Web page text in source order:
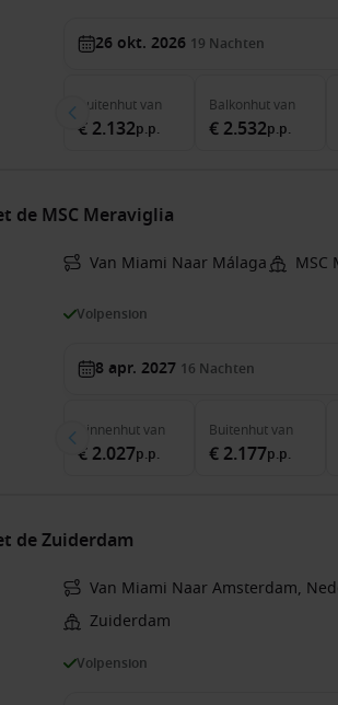
26 okt. 2026 19 Nachten
Buitenhutvan
€ 2.132p.p.
Balkonhutvan
€ 2.532p.p.
de MSC Meraviglia
Van Miami Naar Málaga MSC
Volpension
8 apr. 2027 16 Nachten
Binnenhutvan
€ 2.027p.p.
Buitenhutvan
€ 2.177p.p.
de Zuiderdam
Van Miami Naar Amsterdam,
Zuiderdam
Volpension